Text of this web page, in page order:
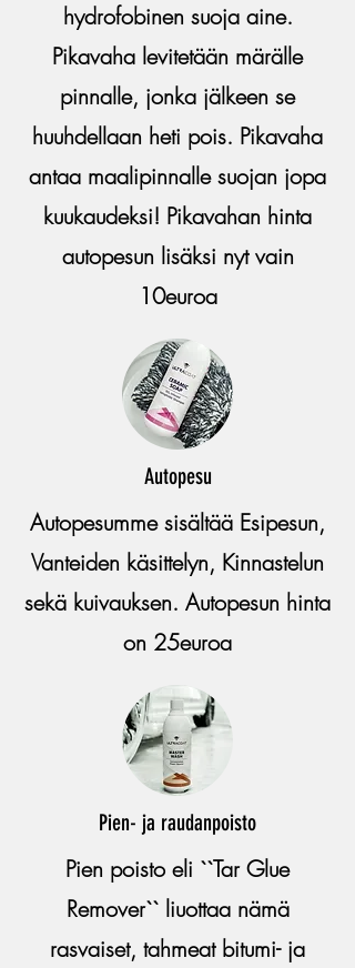
hydrofobinen suoja aine.
Pikavaha levitetään märälle
pinnalle, jonka jälkeen se
huuhdellaan heti pois. Pikavaha
antaa maalipinnalle suojan jopa
kuukaudeksi! Pikavahan hinta
autopesun lisäksi nyt vain
10euroa
Autopesu
Autopesumme sisältää Esipesun,
Vanteiden käsittelyn, Kinnastelun
sekä kuivauksen. Autopesun hinta
on 25euroa
Pien- ja raudanpoisto
Pien poisto eli ``Tar Glue
Remover`` liuottaa nämä
rasvaiset, tahmeat bitumi- ja